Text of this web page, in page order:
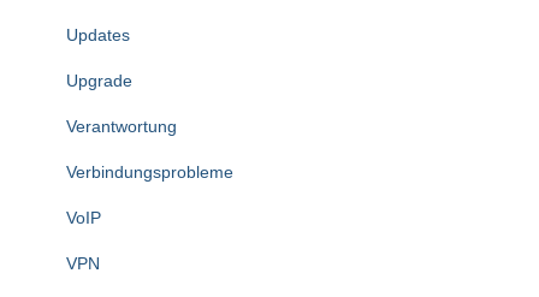
Updates
Upgrade
Verantwortung
Verbindungsprobleme
VoIP
VPN